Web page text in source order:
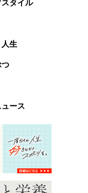
タイル
生
つ
ース